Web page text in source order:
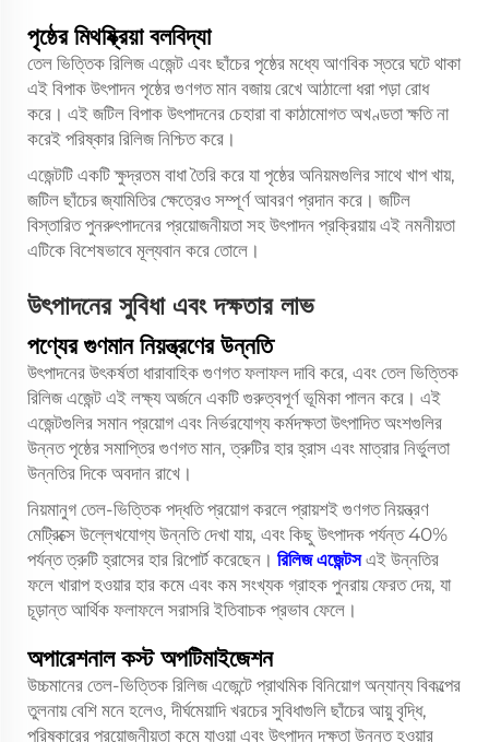
পৃষ্ঠের মিথষ্ক্রিয়া বলবিদ্যা
তেল ভিত্তিক রিলিজ এজেন্ট এবং ছাঁচের পৃষ্ঠের মধ্যে আণবিক স্তরে ঘটে থাকা
এই বিপাক উৎপাদন পৃষ্ঠের গুণগত মান বজায় রেখে আঠালো ধরা পড়া রোধ
করে। এই জটিল বিপাক উৎপাদনের চেহারা বা কাঠামোগত অখণ্ডতা ক্ষতি না
করেই পরিষ্কার রিলিজ নিশ্চিত করে।
এজেন্টটি একটি ক্ষুদ্রতম বাধা তৈরি করে যা পৃষ্ঠের অনিয়মগুলির সাথে খাপ খায়,
জটিল ছাঁচের জ্যামিতির ক্ষেত্রেও সম্পূর্ণ আবরণ প্রদান করে। জটিল
বিস্তারিত পুনরুৎপাদনের প্রয়োজনীয়তা সহ উৎপাদন প্রক্রিয়ায় এই নমনীয়তা
এটিকে বিশেষভাবে মূল্যবান করে তোলে।
উৎপাদনের সুবিধা এবং দক্ষতার লাভ
পণ্যের গুণমান নিয়ন্ত্রণের উন্নতি
উৎপাদনের উৎকর্ষতা ধারাবাহিক গুণগত ফলাফল দাবি করে, এবং তেল ভিত্তিক
রিলিজ এজেন্ট এই লক্ষ্য অর্জনে একটি গুরুত্বপূর্ণ ভূমিকা পালন করে। এই
এজেন্টগুলির সমান প্রয়োগ এবং নির্ভরযোগ্য কর্মদক্ষতা উৎপাদিত অংশগুলির
উন্নত পৃষ্ঠের সমাপ্তির গুণগত মান, ত্রুটির হার হ্রাস এবং মাত্রার নির্ভুলতা
উন্নতির দিকে অবদান রাখে।
নিয়মানুগ তেল-ভিত্তিক পদ্ধতি প্রয়োগ করলে প্রায়শই গুণগত নিয়ন্ত্রণ
মেট্রিক্সে উল্লেখযোগ্য উন্নতি দেখা যায়, এবং কিছু উৎপাদক পর্যন্ত 40%
পর্যন্ত ত্রুটি হ্রাসের হার রিপোর্ট করেছেন। রিলিজ এজেন্টসএই উন্নতির
ফলে খারাপ হওয়ার হার কমে এবং কম সংখ্যক গ্রাহক পুনরায় ফেরত দেয়, যা
চূড়ান্ত আর্থিক ফলাফলে সরাসরি ইতিবাচক প্রভাব ফেলে।
অপারেশনাল কস্ট অপটিমাইজেশন
উচ্চমানের তেল-ভিত্তিক রিলিজ এজেন্টে প্রাথমিক বিনিয়োগ অন্যান্য বিকল্পের
তুলনায় বেশি মনে হলেও, দীর্ঘমেয়াদি খরচের সুবিধাগুলি ছাঁচের আয়ু বৃদ্ধি,
পরিষ্কারের প্রয়োজনীয়তা কমে যাওয়া এবং উৎপাদন দক্ষতা উন্নত হওয়ার